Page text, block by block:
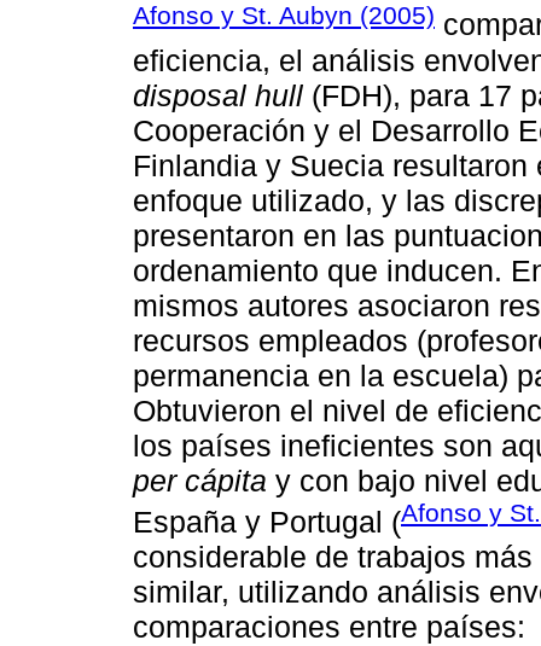
Afonso y St. Aubyn (2005)
eficiencia, el análisis
disposal hull (FDH), para 17
Cooperación y el Desarrollo
Finlandia y Suecia
enfoque utilizado, y las
presentaron en las
ordenamiento que inducen.
mismos autores asociaron
recursos empleados
permanencia en la escuela)
Obtuvieron el nivel de
los países ineficientes son
per cápita y con bajo nivel
España y Portugal (Afonso y
considerable de trabajos
similar, utilizando análisis
comparaciones entre países: